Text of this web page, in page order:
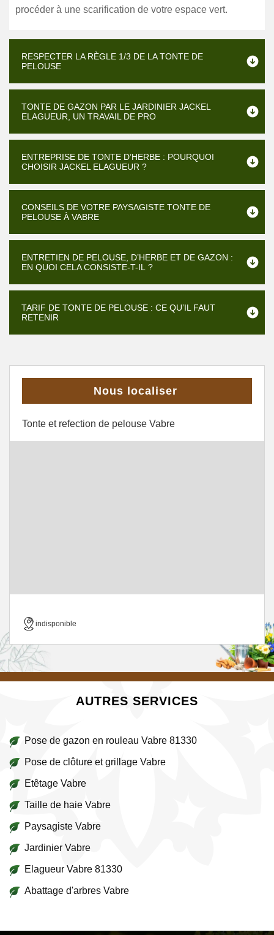
procéder à une scarification de votre espace vert.
RESPECTER LA RÈGLE 1/3 DE LA TONTE DE
PELOUSE
TONTE DE GAZON PAR LE JARDINIER JACKEL
ELAGUEUR, UN TRAVAIL DE PRO
ENTREPRISE DE TONTE D’HERBE : POURQUOI
CHOISIR JACKEL ELAGUEUR ?
CONSEILS DE VOTRE PAYSAGISTE TONTE DE
PELOUSE À VABRE
ENTRETIEN DE PELOUSE, D’HERBE ET DE GAZON :
EN QUOI CELA CONSISTE-T-IL ?
TARIF DE TONTE DE PELOUSE : CE QU’IL FAUT
RETENIR
Nous localiser
Tonte et refection de pelouse Vabre
indisponible
AUTRES SERVICES
Pose de gazon en rouleau Vabre 81330
Pose de clôture et grillage Vabre
Etêtage Vabre
Taille de haie Vabre
Paysagiste Vabre
Jardinier Vabre
Elagueur Vabre 81330
Abattage d'arbres Vabre